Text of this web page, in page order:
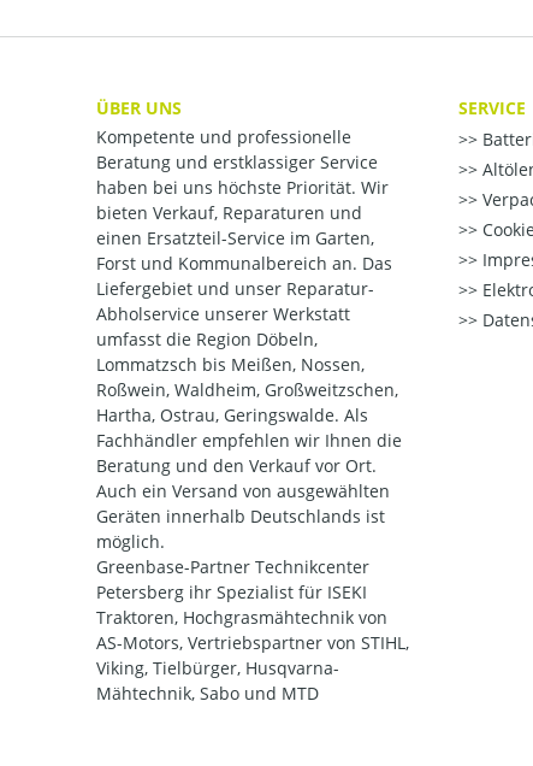
ÜBER UNS
Kompetente und professionelle
Beratung und erstklassiger Service
haben bei uns höchste Priorität. Wir
bieten Verkauf, Reparaturen und
einen Ersatzteil-Service im Garten,
Forst und Kommunalbereich an. Das
Liefergebiet und unser Reparatur-
Abholservice unserer Werkstatt
umfasst die Region Döbeln,
Lommatzsch bis Meißen, Nossen,
Roßwein, Waldheim, Großweitzschen,
Hartha, Ostrau, Geringswalde. Als
Fachhändler empfehlen wir Ihnen die
Beratung und den Verkauf vor Ort.
Auch ein Versand von ausgewählten
Geräten innerhalb Deutschlands ist
möglich.
Greenbase-Partner Technikcenter
Petersberg ihr Spezialist für ISEKI
Traktoren, Hochgrasmähtechnik von
AS-Motors, Vertriebspartner von STIHL,
Viking, Tielbürger, Husqvarna-
Mähtechnik, Sabo und MTD
SERVICE